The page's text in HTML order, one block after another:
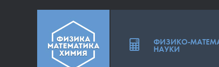
ФИЗИКО-
НАУКИ